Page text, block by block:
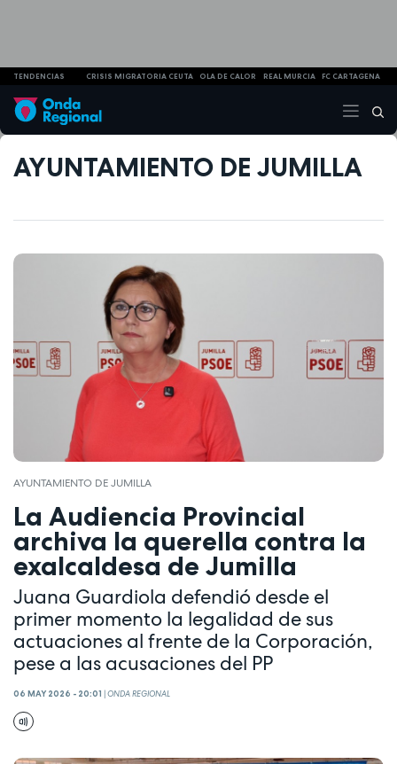
TENDENCIAS CRISIS MIGRATORIA CEUTA OLA DE CALOR REAL MURCIA FC CARTAGENA
AYUNTAMIENTO DE JUMILLA
AYUNTAMIENTO DE JUMILLA
La Audiencia Provincial
archiva la querella contra la
exalcaldesa de Jumilla
Juana Guardiola defendió desde el
primer momento la legalidad de sus
actuaciones al frente de la Corporación,
pese a las acusaciones del PP
06 MAY 2026 - 20:01 |ONDA REGIONAL